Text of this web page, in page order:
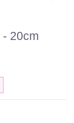
- 20cm